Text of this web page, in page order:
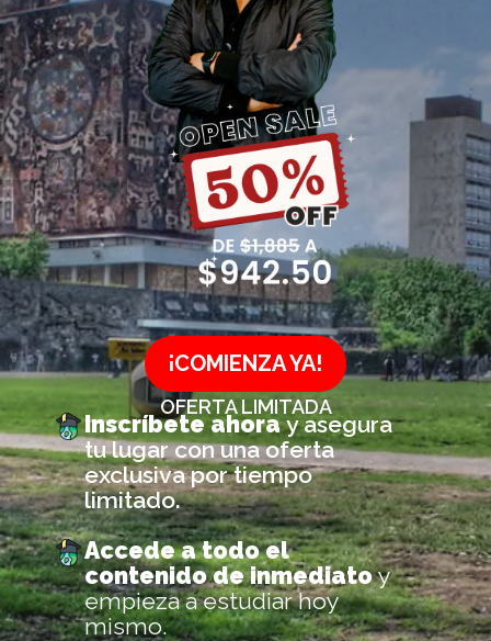
Inscríbete ahora y asegura
tu lugar con una oferta
exclusiva por tiempo
limitado.
Accede a todo el
contenido de inmediato y
empieza a estudiar hoy
mismo.
¡COMIENZA YA!
OFERTA LIMITADA